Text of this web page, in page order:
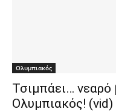
Ολυμπιακός
Τσιμπάει…
Ολυμπιακός! (vid)